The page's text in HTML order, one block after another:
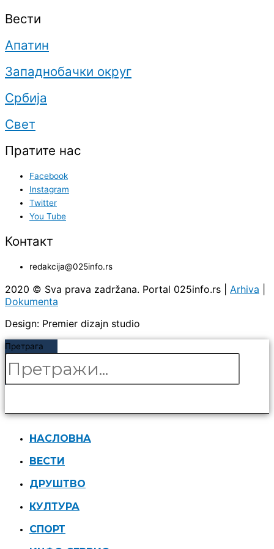
Вести
Апатин
Западнобачки округ
Србија
Свет
Пратите нас
Facebook
Instagram
Twitter
You Tube
Контакт
redakcija@025info.rs
2020 © Sva prava zadržana. Portal 025info.rs | Arhiva
Dokumenta
Design: Premier dizajn studio
Претрага
НАСЛОВНА
ВЕСТИ
ДРУШТВО
КУЛТУРА
СПОРТ